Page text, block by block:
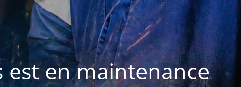
est en maintenance